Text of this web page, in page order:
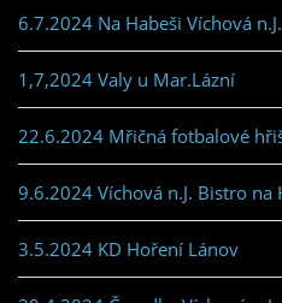
6.7.2024 Na Habeši Víchová n.J.
1,7,2024 Valy u Mar.Lázní
22.6.2024 Mřičná fotbalové
9.6.2024 Víchová n.J. Bistro na
3.5.2024 KD Hoření Lánov